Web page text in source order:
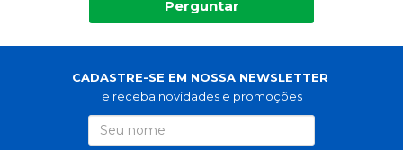
Perguntar
CADASTRE-SE EM NOSSA NEWSLETTER
e receba novidades e promoções